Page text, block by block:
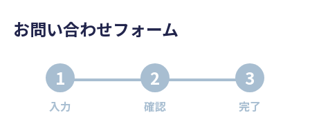
お問い合わせフォーム
1
入力
2
確認
3
完了